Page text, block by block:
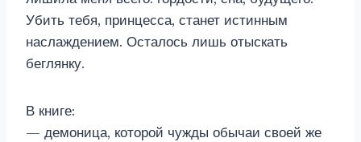
Убить тебя, принцесса, станет истинным
наслаждением. Осталось лишь отыскать
беглянку.
В книге:
— демоница, которой чужды обычаи своей же